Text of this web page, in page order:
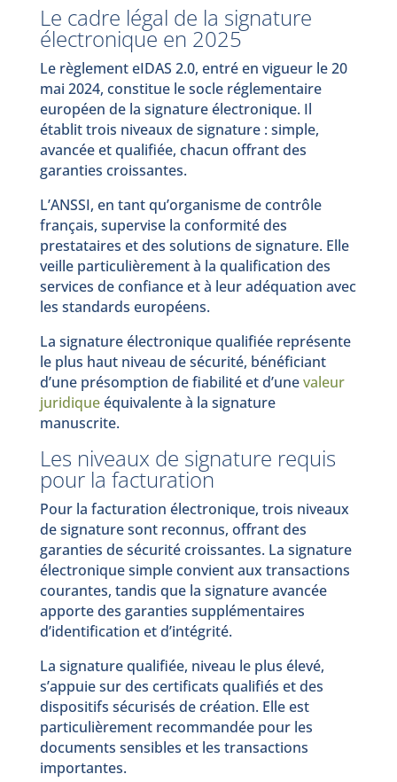
Le cadre légal de la signature
électronique en 2025
Le règlement eIDAS 2.0, entré en vigueur le 20
mai 2024, constitue le socle réglementaire
européen de la signature électronique. Il
établit trois niveaux de signature : simple,
avancée et qualifiée, chacun offrant des
garanties croissantes.
L’ANSSI, en tant qu’organisme de contrôle
français, supervise la conformité des
prestataires et des solutions de signature. Elle
veille particulièrement à la qualification des
services de confiance et à leur adéquation avec
les standards européens.
La signature électronique qualifiée représente
le plus haut niveau de sécurité, bénéficiant
d’une présomption de fiabilité et d’unevaleur
juridiqueéquivalente à la signature
manuscrite.
Les niveaux de signature requis
pour la facturation
Pour la facturation électronique, trois niveaux
de signature sont reconnus, offrant des
garanties de sécurité croissantes. La signature
électronique simple convient aux transactions
courantes, tandis que la signature avancée
apporte des garanties supplémentaires
d’identification et d’intégrité.
La signature qualifiée, niveau le plus élevé,
s’appuie sur des certificats qualifiés et des
dispositifs sécurisés de création. Elle est
particulièrement recommandée pour les
documents sensibles et les transactions
importantes.